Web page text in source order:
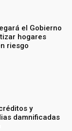
el Gobierno
hogares
riesgo
y
damnificadas